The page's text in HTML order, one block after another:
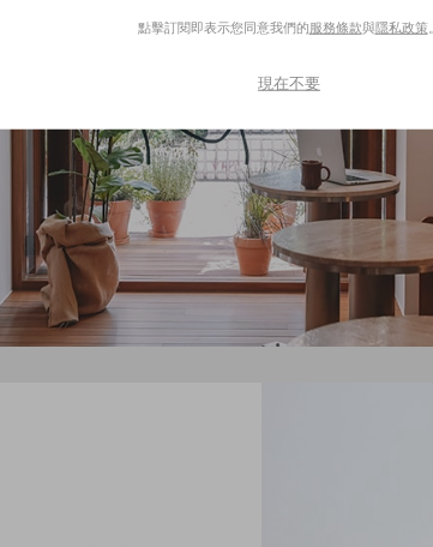
點擊訂閱即表示您同意我們的服務條款與隱私政策。
現在不要